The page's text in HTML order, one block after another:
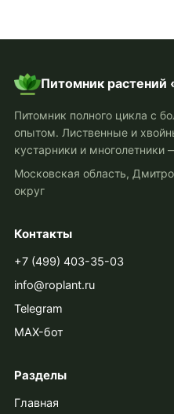
Питомник растений
Питомник полного цикла с
опытом. Лиственные и
кустарники и многолетники
Московская область,
округ
Контакты
+7 (499) 403-35-03
info@roplant.ru
Telegram
MAX-бот
Разделы
Главная